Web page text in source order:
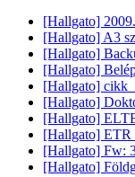
[Hallgato]
[Hallgato] A3
[Hallgato]
[Hallgato]
[Hallgato]
[Hallgato]
[Hallgato]
[Hallgato] ETR
[Hallgato] Fw:
[Hallgato]